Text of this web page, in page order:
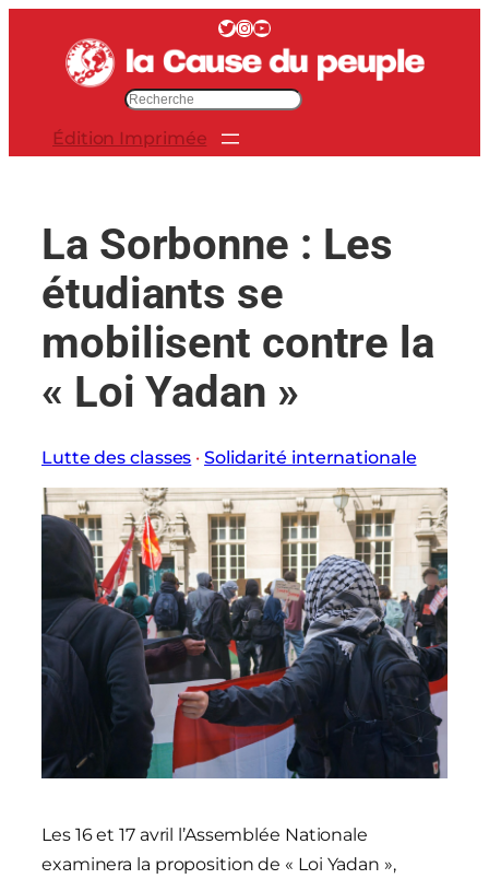
contenu
Twitter InstagramYouTube
e
Édition Imprimée
La Sorbonne : Les
étudiants se
mobilisent contre la
« Loi Yadan »
Lutte des classes · Solidarité internationale
Les 16 et 17 avril l’Assemblée Nationale
examinera la proposition de « Loi Yadan »,